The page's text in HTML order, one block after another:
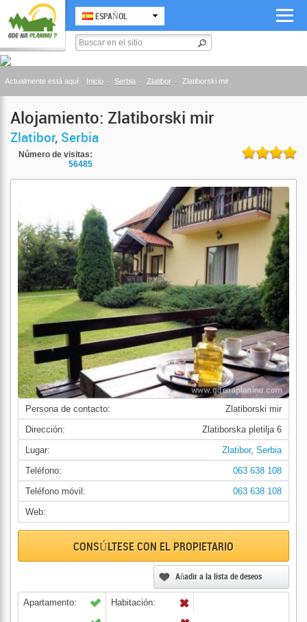
ESPAÑOL
Actualmente está aquí: Inicio Serbia Zlatibor Zlatiborski mir
Alojamiento: Zlatiborski mir
Zlatibor, Serbia
Número de visitas:
56485
Persona de contacto:
Zlatiborski mir
Dirección:
Zlatiborska pletilja 6
Lugar:
Zlatibor, Serbia
Teléfono:
063 638 108
Teléfono móvil:
063 638 108
Web:
CONSÚLTESE CON EL PROPIETARIO
Añadir a la lista de deseos
Apartamento: Habitación: